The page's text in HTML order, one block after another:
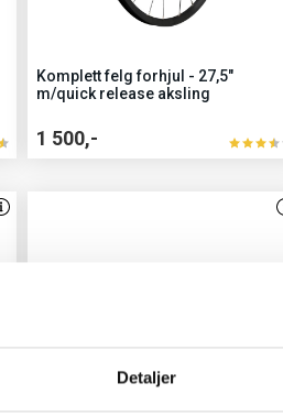
Detaljer
Komplett felg forhjul - 27,5"
m/quick release aksling
1 500,-